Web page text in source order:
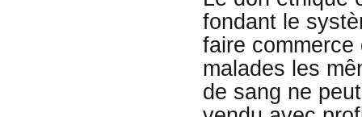
fondant le
faire
malades les
de sang ne